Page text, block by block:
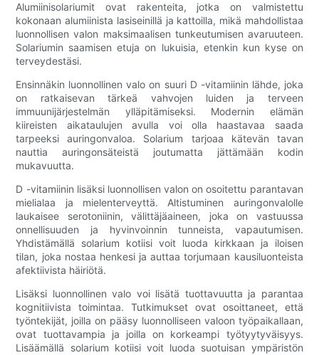
Alumiinisolariumit ovat rakenteita, jotka on valmistettu
kokonaan alumiinista lasiseinillä ja kattoilla, mikä mahdollistaa
luonnollisen valon maksimaalisen tunkeutumisen avaruuteen.
Solariumin saamisen etuja on lukuisia, etenkin kun kyse on
terveydestäsi.
Ensinnäkin luonnollinen valo on suuri D -vitamiinin lähde, joka
on ratkaisevan tärkeä vahvojen luiden ja terveen
immuunijärjestelmän ylläpitämiseksi. Modernin elämän
kiireisten aikataulujen avulla voi olla haastavaa saada
tarpeeksi auringonvaloa. Solarium tarjoaa kätevän tavan
nauttia auringonsäteistä joutumatta jättämään kodin
mukavuutta.
D -vitamiinin lisäksi luonnollisen valon on osoitettu parantavan
mielialaa ja mielenterveyttä. Altistuminen auringonvalolle
laukaisee serotoniinin, välittäjäaineen, joka on vastuussa
onnellisuuden ja hyvinvoinnin tunneista, vapautumisen.
Yhdistämällä solarium kotiisi voit luoda kirkkaan ja iloisen
tilan, joka nostaa henkesi ja auttaa torjumaan kausiluonteista
afektiivista häiriötä.
Lisäksi luonnollinen valo voi lisätä tuottavuutta ja parantaa
kognitiivista toimintaa. Tutkimukset ovat osoittaneet, että
työntekijät, joilla on pääsy luonnolliseen valoon työpaikallaan,
ovat tuottavampia ja joilla on korkeampi työtyytyväisyys.
Lisäämällä solarium kotiisi voit luoda suotuisan ympäristön